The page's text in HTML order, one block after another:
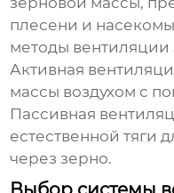
плесени и
методы вентиляции
Активная
массы воздухом с
Пассивная
естественной тяги
через зерно.